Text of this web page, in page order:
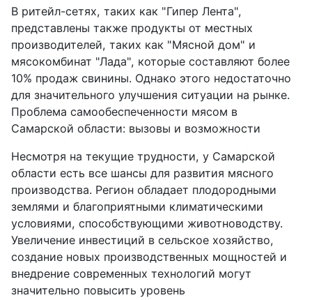
В ритейл-сетях, таких как "Гипер Лента",
представлены также продукты от местных
производителей, таких как "Мясной дом" и
мясокомбинат "Лада", которые составляют более
10% продаж свинины. Однако этого недостаточно
для значительного улучшения ситуации на рынке.
Проблема самообеспеченности мясом в
Самарской области: вызовы и возможности
Несмотря на текущие трудности, у Самарской
области есть все шансы для развития мясного
производства. Регион обладает плодородными
землями и благоприятными климатическими
условиями, способствующими животноводству.
Увеличение инвестиций в сельское хозяйство,
создание новых производственных мощностей и
внедрение современных технологий могут
значительно повысить уровень